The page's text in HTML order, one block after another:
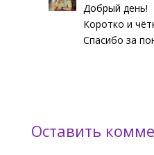
Добрый день!
Коротко и
Спасибо за
Оставить